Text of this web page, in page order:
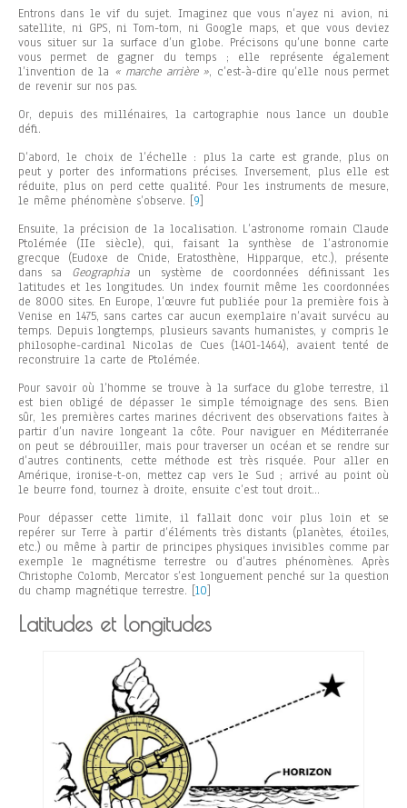
Entrons dans le vif du sujet. Imaginez que vous n’ayez ni avion, ni
satellite, ni GPS, ni Tom-tom, ni Google maps, et que vous deviez
vous situer sur la surface d’un globe. Précisons qu’une bonne carte
vous permet de gagner du temps ; elle représente également
l’invention de la « marche arrière », c’est-à-dire qu’elle nous permet
de revenir sur nos pas.
Or, depuis des millénaires, la cartographie nous lance un double
défi.
D’abord, le choix de l’échelle : plus la carte est grande, plus on
peut y porter des informations précises. Inversement, plus elle est
réduite, plus on perd cette qualité. Pour les instruments de mesure,
le même phénomène s’observe. [9]
Ensuite, la précision de la localisation. L’astronome romain Claude
Ptolémée (IIe siècle), qui, faisant la synthèse de l’astronomie
grecque (Eudoxe de Cnide, Eratosthène, Hipparque, etc.), présente
dans sa Geographiaun système de coordonnées définissant les
latitudes et les longitudes. Un index fournit même les coordonnées
de 8000 sites. En Europe, l’œuvre fut publiée pour la première fois à
Venise en 1475, sans cartes car aucun exemplaire n’avait survécu au
temps. Depuis longtemps, plusieurs savants humanistes, y compris le
philosophe-cardinal Nicolas de Cues (1401-1464), avaient tenté de
reconstruire la carte de Ptolémée.
Pour savoir où l’homme se trouve à la surface du globe terrestre, il
est bien obligé de dépasser le simple témoignage des sens. Bien
sûr, les premières cartes marines décrivent des observations faites à
partir d’un navire longeant la côte. Pour naviguer en Méditerranée
on peut se débrouiller, mais pour traverser un océan et se rendre sur
d’autres continents, cette méthode est très risquée. Pour aller en
Amérique, ironise-t-on, mettez cap vers le Sud ; arrivé au point où
le beurre fond, tournez à droite, ensuite c’est tout droit…
Pour dépasser cette limite, il fallait donc voir plus loin et se
repérer sur Terre à partir d’éléments très distants (planètes, étoiles,
etc.) ou même à partir de principes physiques invisibles comme par
exemple le magnétisme terrestre ou d’autres phénomènes. Après
Christophe Colomb, Mercator s’est longuement penché sur la question
du champ magnétique terrestre. [10]
Latitudes et longitudes